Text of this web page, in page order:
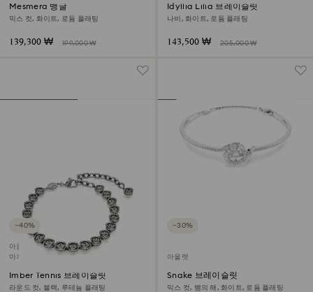
Mesmera 뱅글
믹스 컷, 화이트, 로듐 플래팅
139,300 ₩ 199,000 ₩
Idyllia Lilia 브레이슬릿
나비, 화이트, 로듐 플래팅
143,500 ₩ 205,000 ₩
−40%
아울렛
마지막 구입 기회
Imber Tennis 브레이슬릿
라운드 컷, 블랙, 루테늄 플래팅
−30%
아울렛
Snake 브레이슬릿
믹스 컷, 뱀의 해, 화이트, 로듐 플래팅